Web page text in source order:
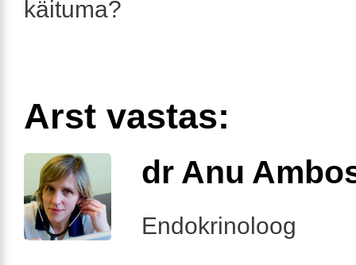
käituma?
Arst vastas:
dr Anu
Endokrinoloog